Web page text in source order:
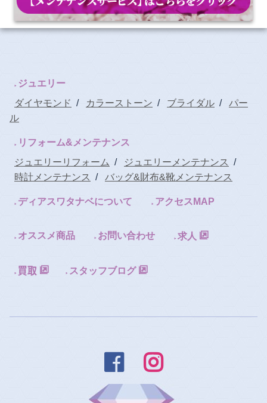
ジュエリー
ダイヤモンド / カラーストーン / ブライダル /
パー
ル
リフォーム&メンテナンス
ジュエリーリフォーム / ジュエリーメンテナンス /
時計メンテナンス / バッグ&財布&靴メンテナンス
ディアスワタナベについて アクセスMAP
オススメ商品 お問い合わせ 求人
スタッフブログ
 